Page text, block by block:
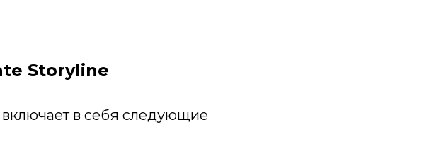
Storyline
включает в себя следующие